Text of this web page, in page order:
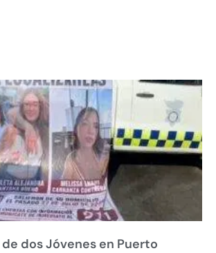
dos Jóvenes en Puerto